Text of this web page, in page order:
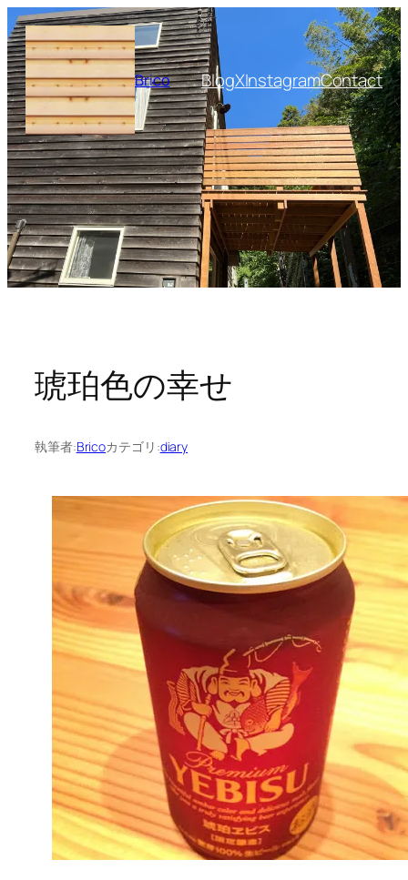
内
容
を
ス
キ
ッ
プ
Brico BlogXInstagramContact
琥珀色の幸せ
執筆者:Bricoカテゴリ:diary